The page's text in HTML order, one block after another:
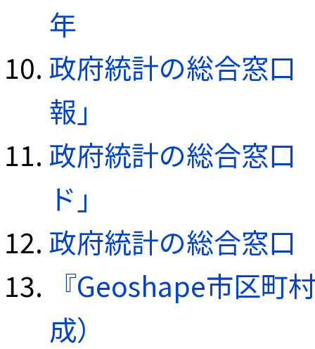
年
政府統計の総合窓口
報」
政府統計の総合窓口
ド」
政府統計の総合窓口
『Geoshape市区町
成）